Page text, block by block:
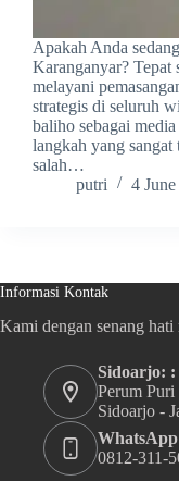
Apakah Anda
Karanganyar?
melayani
strategis di seluruh
baliho sebagai
langkah yang sangat
salah…
putri
4
Informasi Kontak
Kami dengan senang
Sidoarjo: :
Perum
Sidoarjo -
0812-311-